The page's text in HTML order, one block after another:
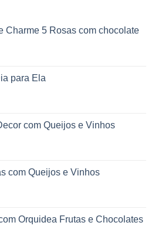
Charme 5 Rosas com chocolate
para Ela
com Queijos e Vinhos
com Queijos e Vinhos
Orquidea Frutas e Chocolates